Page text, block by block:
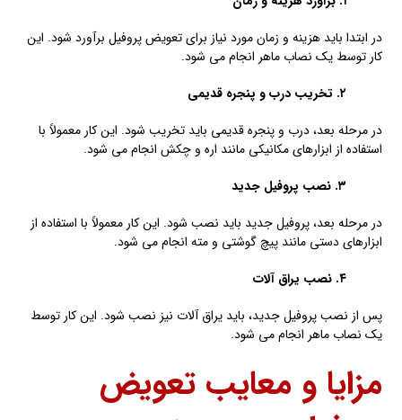
در ابتدا باید هزینه و زمان مورد نیاز برای تعویض پروفیل برآورد شود. این
کار توسط یک نصاب ماهر انجام می شود.
۲. تخریب درب و پنجره قدیمی
در مرحله بعد، درب و پنجره قدیمی باید تخریب شود. این کار معمولاً با
استفاده از ابزارهای مکانیکی مانند اره و چکش انجام می شود.
۳. نصب پروفیل جدید
در مرحله بعد، پروفیل جدید باید نصب شود. این کار معمولاً با استفاده از
ابزارهای دستی مانند پیچ گوشتی و مته انجام می شود.
۴. نصب یراق آلات
پس از نصب پروفیل جدید، باید یراق آلات نیز نصب شود. این کار توسط
یک نصاب ماهر انجام می شود.
مزایا و معایب تعویض